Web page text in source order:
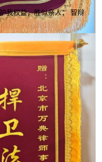
我权益，胜似亲人； 智辩